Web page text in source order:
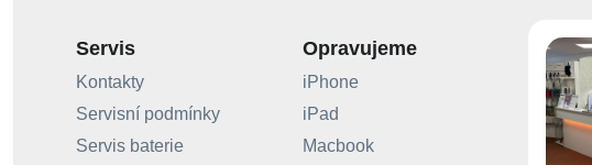
Servis
Kontakty
Servisní podmínky
Servis baterie
Opravujeme
iPhone
iPad
Macbook